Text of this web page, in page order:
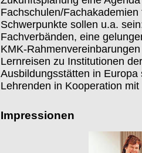
Fachschulen/
Schwerpunkte sollen u.a.
Fachverbänden, eine
KMK-
Lernreisen zu Institutionen
Ausbildungsstätten in
Lehrenden in Kooperation
Impressionen